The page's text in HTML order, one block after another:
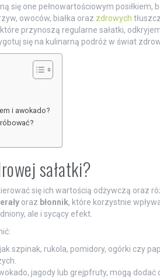
się one pełnowartościowym posiłkiem,
owoców, białka oraz zdrowych
przynoszą regularne sałatki,
się na kulinarną podróż w świat
i awokado?
sałatki?
się ich wartością odżywczą oraz
oraz błonnik, które korzystnie
ale i sycący efekt.
szpinak, rukola, pomidory, ogórki czy
jagody lub grejpfruty, mogą